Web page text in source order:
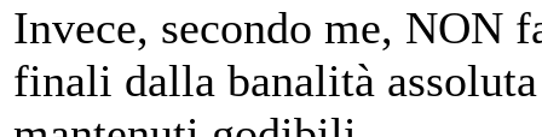
Invece, secondo me, NON
finali dalla banalità